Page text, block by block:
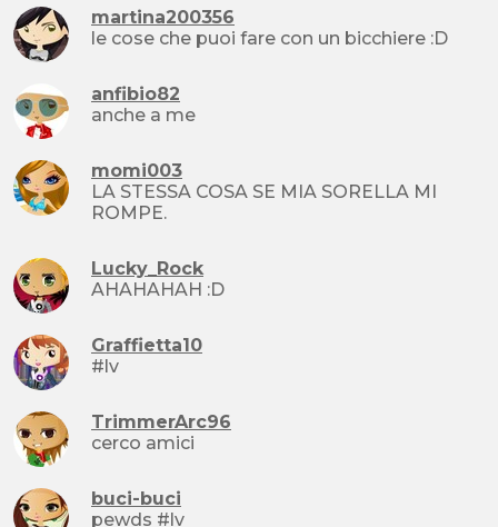
martina200356
le cose che puoi fare con un bicchiere :D
anfibio82
anche a me
momi003
LA STESSA COSA SE MIA SORELLA MI
ROMPE.
Lucky_Rock
AHAHAHAH :D
Graffietta10
#lv
TrimmerArc96
cerco amici
buci-buci
pewds #lv